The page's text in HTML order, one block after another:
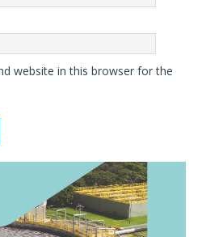
website in this browser for the